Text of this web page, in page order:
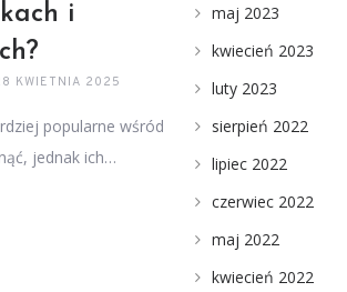
i
KWIETNIA 2025
popularne wśród
jednak ich…
maj 2023
kwiecień 2023
luty 2023
sierpień 2022
lipiec 2022
czerwiec 2022
maj 2022
kwiecień 2022